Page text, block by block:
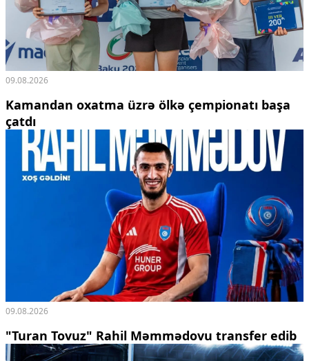
09.08.2026
Kamandan oxatma üzrə ölkə çempionatı başa
çatdı
09.08.2026
"Turan Tovuz" Rahil Məmmədovu transfer edib